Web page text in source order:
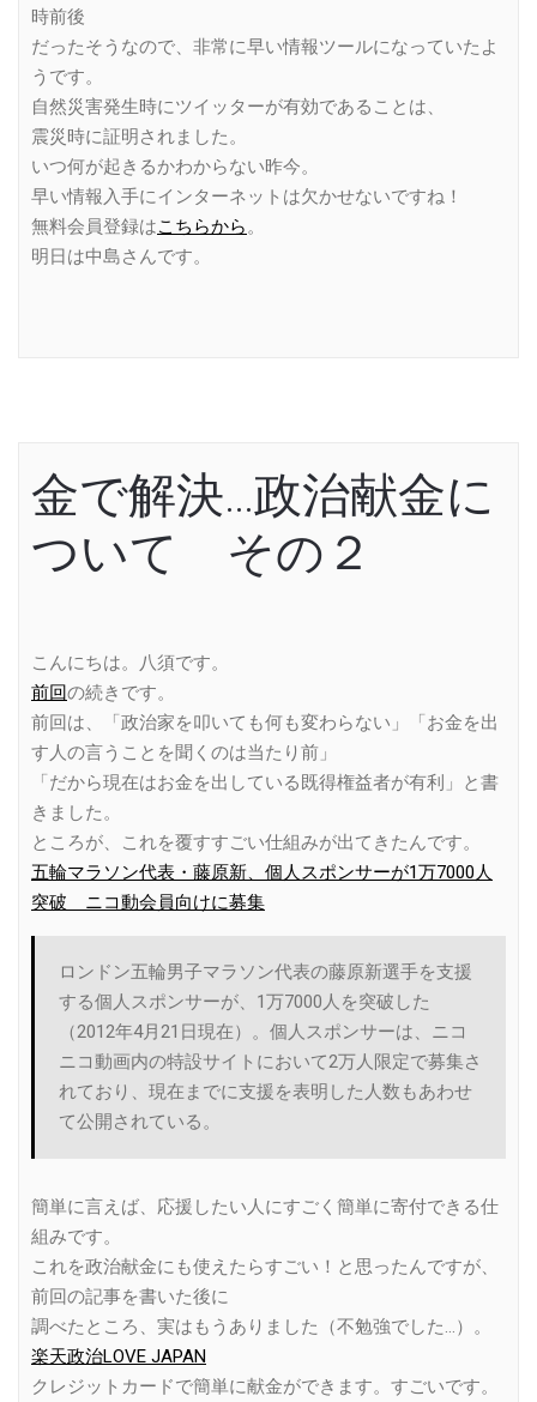
時前後
だったそうなので、非常に早い情報ツールになっていたよ
うです。
自然災害発生時にツイッターが有効であることは、
震災時に証明されました。
いつ何が起きるかわからない昨今。
早い情報入手にインターネットは欠かせないですね！
無料会員登録はこちらから。
明日は中島さんです。
金で解決…政治献金に
ついて その２
こんにちは。八須です。
前回の続きです。
前回は、「政治家を叩いても何も変わらない」「お金を出
す人の言うことを聞くのは当たり前」
「だから現在はお金を出している既得権益者が有利」と書
きました。
ところが、これを覆すすごい仕組みが出てきたんです。
五輪マラソン代表・藤原新、個人スポンサーが1万7000人
突破 ニコ動会員向けに募集
ロンドン五輪男子マラソン代表の藤原新選手を支援
する個人スポンサーが、1万7000人を突破した
（2012年4月21日現在）。個人スポンサーは、ニコ
ニコ動画内の特設サイトにおいて2万人限定で募集さ
れており、現在までに支援を表明した人数もあわせ
て公開されている。
簡単に言えば、応援したい人にすごく簡単に寄付できる仕
組みです。
これを政治献金にも使えたらすごい！と思ったんですが、
前回の記事を書いた後に
調べたところ、実はもうありました（不勉強でした…）。
楽天政治LOVE JAPAN
クレジットカードで簡単に献金ができます。すごいです。